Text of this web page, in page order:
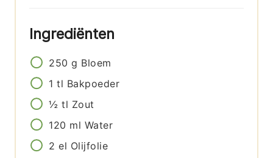
Ingrediënten
250 g Bloem
1 tl Bakpoeder
½ tl Zout
120 ml Water
2 el Olijfolie